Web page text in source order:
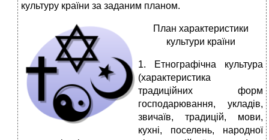
культуру країни за заданим планом.
П лан характеристики
культури країни
1. Етнографічна культура
(характеристика
традиційних форм
господарювання, укладів,
звичаїв, традицій, мови,
кухні, поселень, народної